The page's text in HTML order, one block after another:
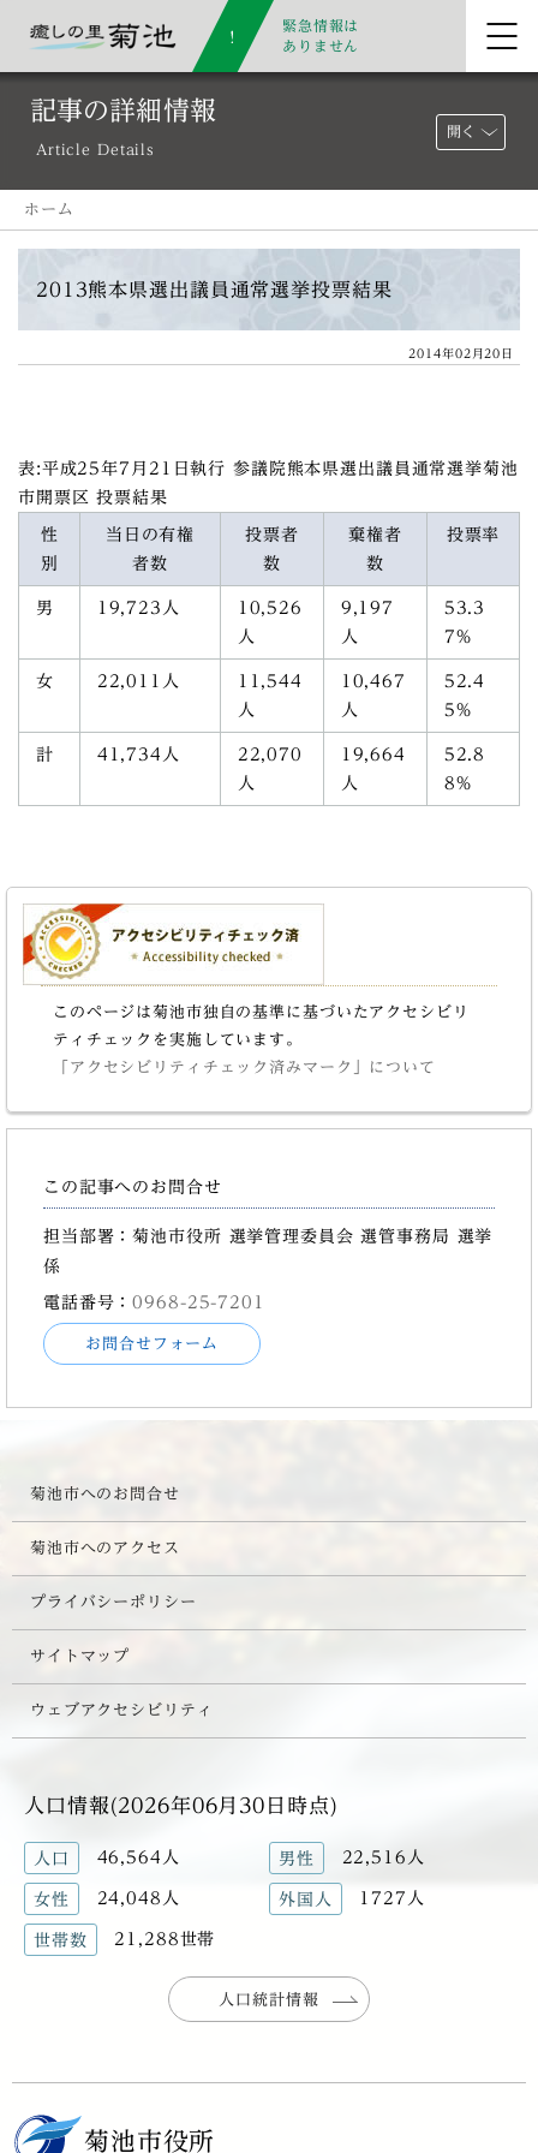
緊急情報は
ありません
記事の詳細情報
Article Details
開く
ホーム
2013熊本県選出議員通常選挙投票結果
2014年02月20日
表:平成25年7月21日執行 参議院熊本県選出議員通常選挙菊池
市開票区 投票結果
性
別
当日の有権
者数
投票者
数
棄権者
数
投票率
男 19,723人
10,526
人
9,197
人
53.3
7%
女 22,011人
11,544
人
10,467
人
52.4
5%
計 41,734人
22,070
人
19,664
人
52.8
8%
このページは菊池市独自の基準に基づいたアクセシビリ
ティチェックを実施しています。
「アクセシビリティチェック済みマーク」について
この記事へのお問合せ
担当部署：菊池市役所 選挙管理委員会 選管事務局 選挙
係
電話番号：0968-25-7201
お問合せフォーム
菊池市へのお問合せ
菊池市へのアクセス
プライバシーポリシー
サイトマップ
ウェブアクセシビリティ
人口情報(2026年06月30日時点)
人口 46,564人 男性 22,516人
女性 24,048人 外国人 1727人
世帯数 21,288世帯
人口統計情報
菊池市役所